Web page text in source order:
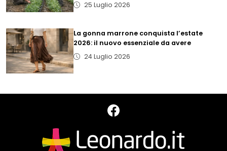
25 Luglio 2026
La gonna marrone conquista l’estate
2026: il nuovo essenziale da avere
24 Luglio 2026